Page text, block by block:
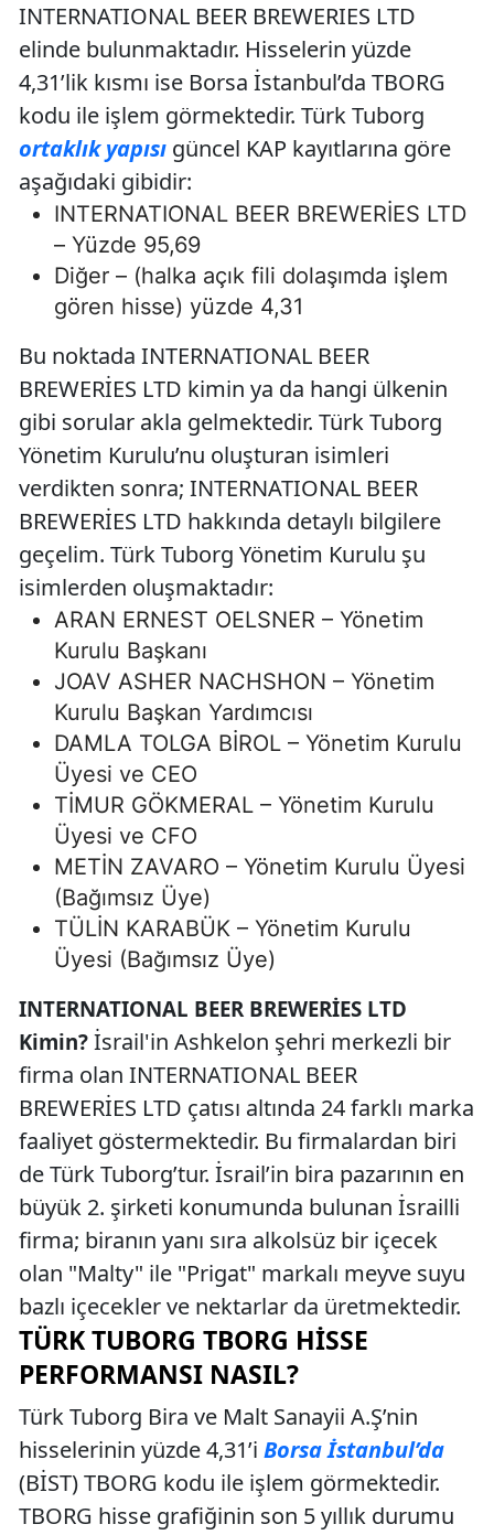
INTERNATIONAL BEER BREWERIES LTD
elinde bulunmaktadır. Hisselerin yüzde
4,31’lik kısmı ise Borsa İstanbul’da TBORG
kodu ile işlem görmektedir. Türk Tuborg
ortaklık yapısı güncel KAP kayıtlarına göre
aşağıdaki gibidir:
INTERNATIONAL BEER BREWERİES LTD
– Yüzde 95,69
Diğer – (halka açık fili dolaşımda işlem
gören hisse) yüzde 4,31
Bu noktada INTERNATIONAL BEER
BREWERİES LTD kimin ya da hangi ülkenin
gibi sorular akla gelmektedir. Türk Tuborg
Yönetim Kurulu’nu oluşturan isimleri
verdikten sonra; INTERNATIONAL BEER
BREWERİES LTD hakkında detaylı bilgilere
geçelim. Türk Tuborg Yönetim Kurulu şu
isimlerden oluşmaktadır:
ARAN ERNEST OELSNER – Yönetim
Kurulu Başkanı
JOAV ASHER NACHSHON – Yönetim
Kurulu Başkan Yardımcısı
DAMLA TOLGA BİROL – Yönetim Kurulu
Üyesi ve CEO
TİMUR GÖKMERAL – Yönetim Kurulu
Üyesi ve CFO
METİN ZAVARO – Yönetim Kurulu Üyesi
(Bağımsız Üye)
TÜLİN KARABÜK – Yönetim Kurulu
Üyesi (Bağımsız Üye)
INTERNATIONAL BEER BREWERİES LTD
Kimin? İsrail'in Ashkelon şehri merkezli bir
firma olan INTERNATIONAL BEER
BREWERİES LTD çatısı altında 24 farklı marka
faaliyet göstermektedir. Bu firmalardan biri
de Türk Tuborg’tur. İsrail’in bira pazarının en
büyük 2. şirketi konumunda bulunan İsrailli
firma; biranın yanı sıra alkolsüz bir içecek
olan "Malty" ile "Prigat" markalı meyve suyu
bazlı içecekler ve nektarlar da üretmektedir.
TÜRK TUBORG TBORG HISSE
PERFORMANSI NASIL?
Türk Tuborg Bira ve Malt Sanayii A.Ş’nin
hisselerinin yüzde 4,31’i Borsa İstanbul’da
(BİST) TBORG kodu ile işlem görmektedir.
TBORG hisse grafiğinin son 5 yıllık durumu